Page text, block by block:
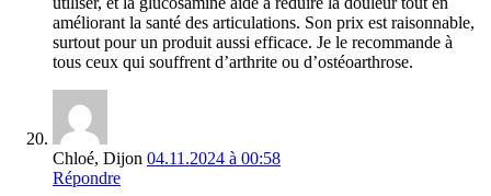
améliorant la santé des articulations. Son prix est raisonnable,
surtout pour un produit aussi efficace. Je le recommande à
tous ceux qui souffrent d’arthrite ou d’ostéoarthrose.
Chloé, Dijon 04.11.2024 à 00:58
Répondre